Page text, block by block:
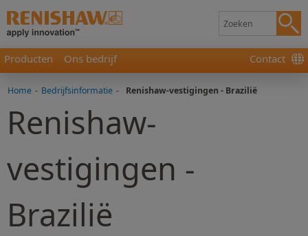
Producten Ons bedrijf Contact
Home - Bedrijfsinformatie - Renishaw-vestigingen - Brazilië
Renishaw-
vestigingen -
Brazilië